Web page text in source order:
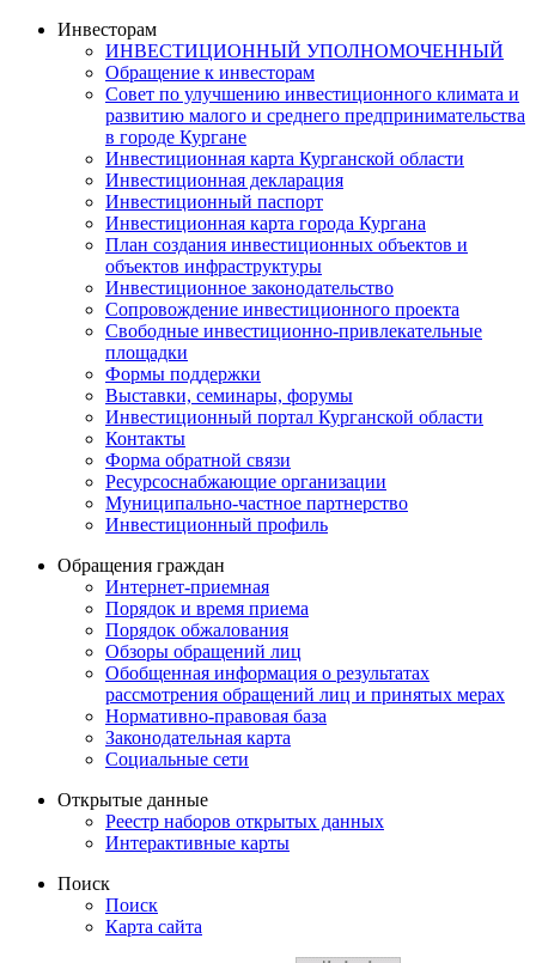
Инвесторам
ИНВЕСТИЦИОННЫЙ УПОЛНОМОЧЕННЫЙ
Обращение к инвесторам
Совет по улучшению инвестиционного климата и
развитию малого и среднего предпринимательства
в городе Кургане
Инвестиционная карта Курганской области
Инвестиционная декларация
Инвестиционный паспорт
Инвестиционная карта города Кургана
План создания инвестиционных объектов и
объектов инфраструктуры
Инвестиционное законодательство
Сопровождение инвестиционного проекта
Свободные инвестиционно-привлекательные
площадки
Формы поддержки
Выставки, семинары, форумы
Инвестиционный портал Курганской области
Контакты
Форма обратной связи
Ресурсоснабжающие организации
Муниципально-частное партнерство
Инвестиционный профиль
Обращения граждан
Интернет-приемная
Порядок и время приема
Порядок обжалования
Обзоры обращений лиц
Обобщенная информация о результатах
рассмотрения обращений лиц и принятых мерах
Нормативно-правовая база
Законодательная карта
Социальные сети
Открытые данные
Реестр наборов открытых данных
Интерактивные карты
Поиск
Поиск
Карта сайта